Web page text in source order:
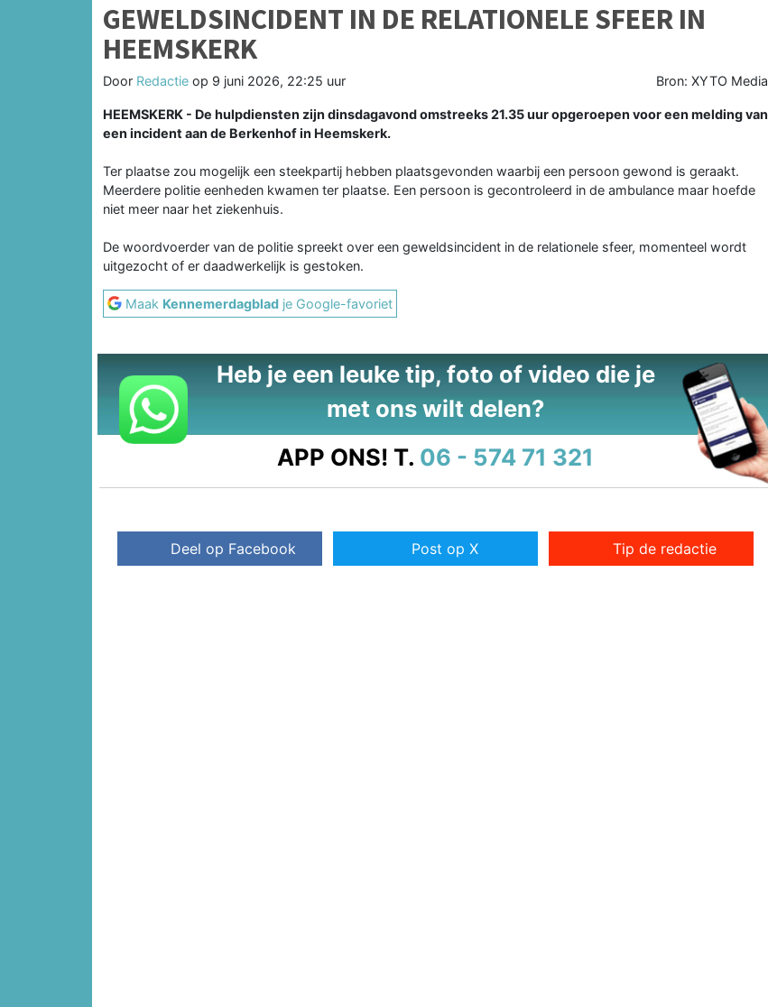
GEWELDSINCIDENT IN DE RELATIONELE SFEER IN
HEEMSKERK
Door Redactie op 9 juni 2026, 22:25 uur Bron: XYTO Media
HEEMSKERK - De hulpdiensten zijn dinsdagavond omstreeks 21.35 uur opgeroepen voor een melding van
een incident aan de Berkenhof in Heemskerk.
Ter plaatse zou mogelijk een steekpartij hebben plaatsgevonden waarbij een persoon gewond is geraakt.
Meerdere politie eenheden kwamen ter plaatse. Een persoon is gecontroleerd in de ambulance maar hoefde
niet meer naar het ziekenhuis.
De woordvoerder van de politie spreekt over een geweldsincident in de relationele sfeer, momenteel wordt
uitgezocht of er daadwerkelijk is gestoken.
Maak Kennemerdagblad je Google-favoriet
Heb je een leuke tip, foto of video die je
met ons wilt delen?
APP ONS! T. 06 - 574 71 321
Deel op Facebook Post op X Tip de redactie